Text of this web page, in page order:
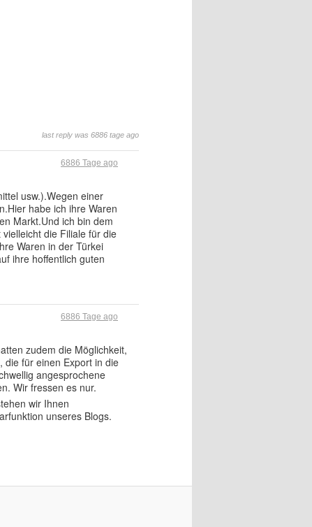
last reply was 6886 tage ago
6886 Tage ago
usw.).Wegen einer
habe ich ihre Waren
Markt.Und ich bin dem
die Filiale für die
Waren in der Türkei
ihre hoffentlich guten
6886 Tage ago
zudem die Möglichkeit,
die für einen Export in die
angesprochene
Wir fressen es nur.
wir Ihnen
unseres Blogs.